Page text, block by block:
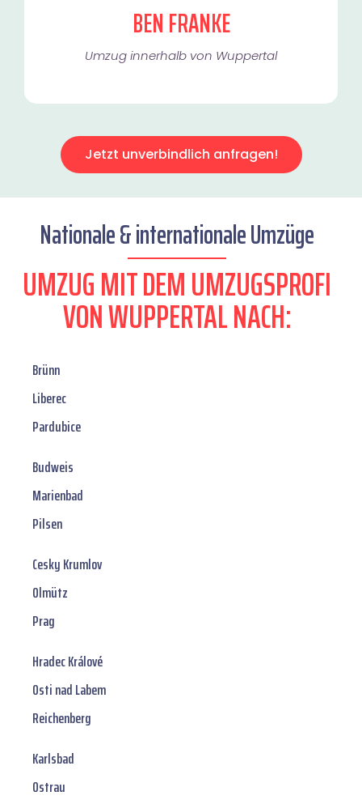
BEN FRANKE
Umzug innerhalb von Wuppertal​
Jetzt unverbindlich anfragen!
Nationale & internationale Umzüge
UMZUG MIT DEM UMZUGSPROFI
VON WUPPERTAL NACH:
Brünn
Liberec
Pardubice
Budweis
Marienbad
Pilsen
Cesky Krumlov
Olmütz
Prag
Hradec Králové
Osti nad Labem
Reichenberg
Karlsbad
Ostrau